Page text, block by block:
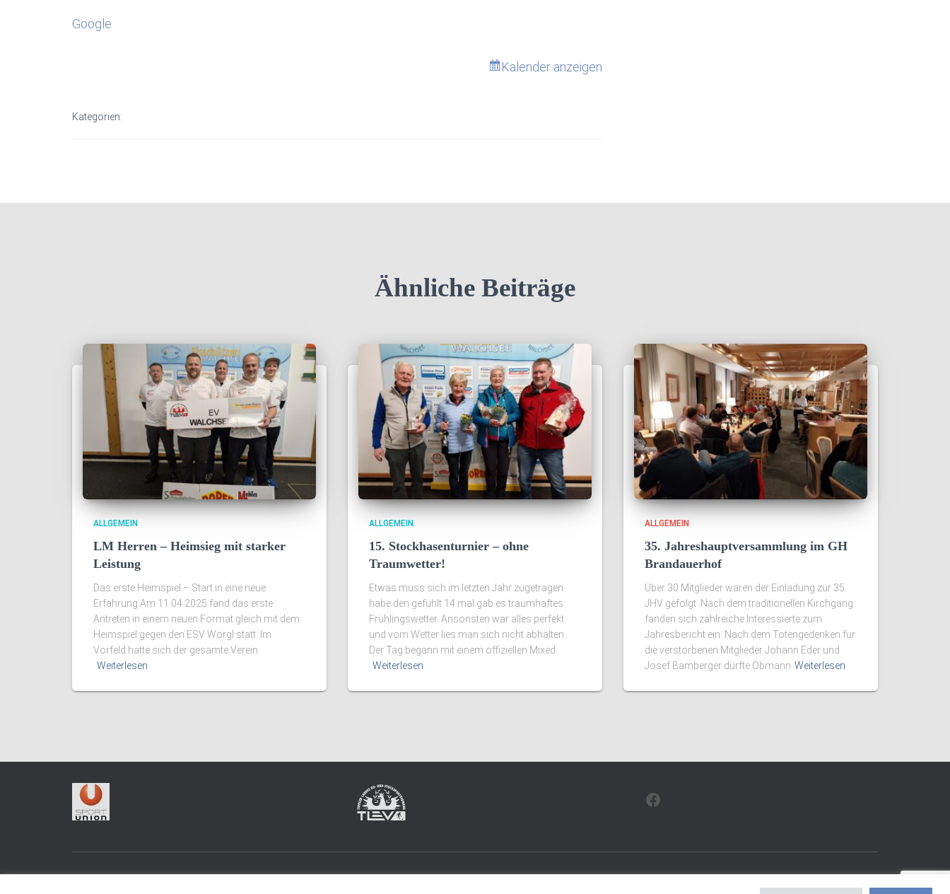
Google
Kalender anzeigen
Kategorien:
Ähnliche Beiträge
ALLGEMEIN
LM Herren – Heimsieg mit starker
Leistung
Das erste Heimspiel – Start in eine neue
Erfahrung Am 11.04.2025 fand das erste
Antreten in einem neuen Format gleich mit dem
Heimspiel gegen den ESV Wörgl statt. Im
Vorfeld hatte sich der gesamte Verein
Weiterlesen
ALLGEMEIN
15. Stockhasenturnier – ohne
Traumwetter!
Etwas muss sich im letzten Jahr zugetragen
habe den gefühlt 14 mal gab es traumhaftes
Frühlingswetter. Ansonsten war alles perfekt
und vom Wetter lies man sich nicht abhalten.
Der Tag begann mit einem offiziellen Mixed
Weiterlesen
ALLGEMEIN
35. Jahreshauptversammlung im GH
Brandauerhof
Über 30 Mitglieder waren der Einladung zur 35.
JHV gefolgt. Nach dem traditionellen Kirchgang
fanden sich zahlreiche Interessierte zum
Jahresbericht ein. Nach dem Totengedenken für
die verstorbenen Mitglieder Johann Eder und
Josef Bamberger durfte Obmann Weiterlesen